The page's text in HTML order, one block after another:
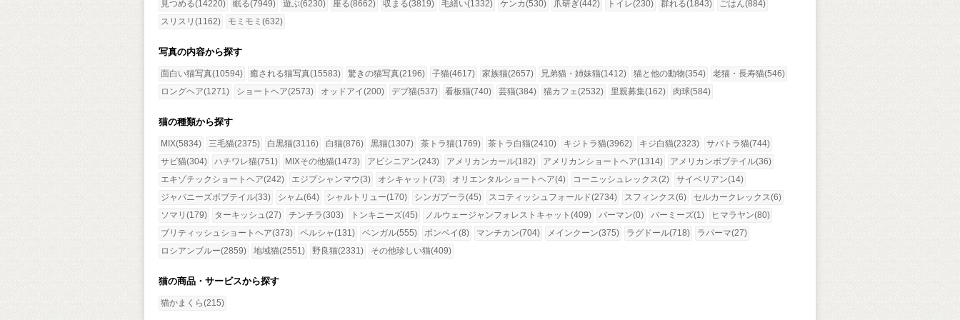
見つめる(14220) 眠る(7949) 遊ぶ(6230) 座る(8662) 収まる(3819) 毛繕い(1332) ケンカ(530) 爪研ぎ(442) トイレ(230) 群れる(1843)
ごはん(884)
スリスリ(1162)
モミモミ(632)
写真の内容から探す
面白い猫写真(10594) 癒される猫写真(15583) 驚きの猫写真(2196) 子猫(4617) 家族猫(2657) 兄弟猫・姉妹猫(1412) 猫と他の動物(354)
老猫・長寿猫(546)
ロングヘア(1271)
ショートヘア(2573) オッドアイ(200) デブ猫(537) 看板猫(740) 芸猫(384) 猫カフェ(2532) 里親募集(162) 肉球(584)
猫の種類から探す
MIX(5834) 三毛猫(2375) 白黒猫(3116) 白猫(876) 黒猫(1307) 茶トラ猫(1769) 茶トラ白猫(2410) キジトラ猫(3962) キジ白猫(2323)
サバトラ猫(744)
サビ猫(304)
ハチワレ猫(751) MIXその他猫(1473) アビシニアン(243) アメリカンカール(182) アメリカンショートヘア(1314)
アメリカンボブテイル(36)
エキゾチックショートヘア(242)
エジプシャンマウ(3) オシキャット(73) オリエンタルショートヘア(4) コーニッシュレックス(2)
サイベリアン(14)
ジャパニーズボブテイル(33)
シャム(64) シャルトリュー(170) シンガプーラ(45) スコティッシュフォールド(2734) スフィンクス(6)
セルカークレックス(6)
ソマリ(179)
ターキッシュ(27) チンチラ(303) トンキニーズ(45) ノルウェージャンフォレストキャット(409) バーマン(0) バーミーズ(1)
ヒマラヤン(80)
ブリティッシュショートヘア(373)
ペルシャ(131) ベンガル(555) ボンベイ(8) マンチカン(704) メインクーン(375) ラグドール(718)
ラパーマ(27)
ロシアンブルー(2859)
地域猫(2551) 野良猫(2331) その他珍しい猫(409)
猫の商品・サービスから探す
猫かまくら(215)